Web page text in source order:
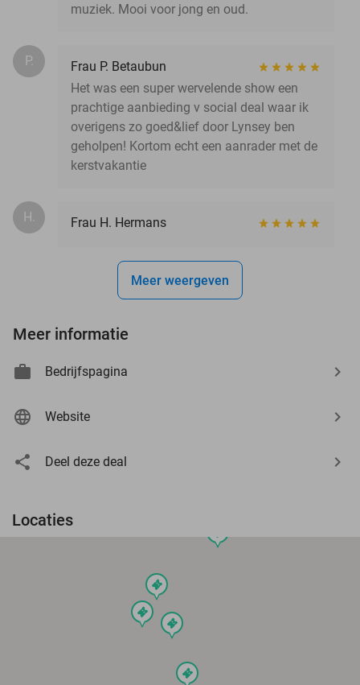
muziek. Mooi voor jong en oud.
P.
Frau P. Betaubun
Het was een super wervelende show een
prachtige aanbieding v social deal waar ik
overigens zo goed&lief door Lynsey ben
geholpen! Kortom echt een aanrader met de
kerstvakantie
H. Frau H. Hermans
Meer weergeven
Meer informatie
Bedrijfspagina
Website
Deel deze deal
Locaties
events
events
events
events